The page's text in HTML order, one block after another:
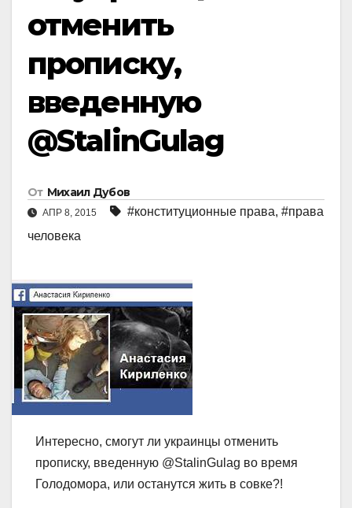
отменить
прописку,
введенную
@StalinGulag
От Михаил Дубов
АПР 8, 2015 #конституционные права, #права
человека
Интересно, смогут ли украинцы отменить
прописку, введенную @StalinGulag во время
Голодомора, или останутся жить в совке?!